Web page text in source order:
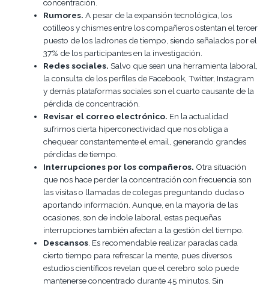
concentración.
Rumores. A pesar de la expansión tecnológica, los
cotilleos y chismes entre los compañeros ostentan el tercer
puesto de los ladrones de tiempo, siendo señalados por el
37% de los participantes en la investigación.
Redes sociales. Salvo que sean una herramienta laboral,
la consulta de los perfiles de Facebook, Twitter, Instagram
y demás plataformas sociales son el cuarto causante de la
pérdida de concentración.
Revisar el correo electrónico. En la actualidad
sufrimos cierta hiperconectividad que nos obliga a
chequear constantemente el email, generando grandes
pérdidas de tiempo.
Interrupciones por los compañeros. Otra situación
que nos hace perder la concentración con frecuencia son
las visitas o llamadas de colegas preguntando dudas o
aportando información. Aunque, en la mayoría de las
ocasiones, son de índole laboral, estas pequeñas
interrupciones también afectan a la gestión del tiempo.
Descansos . Es recomendable realizar paradas cada
cierto tiempo para refrescar la mente, pues diversos
estudios científicos revelan que el cerebro solo puede
mantenerse concentrado durante 45 minutos. Sin